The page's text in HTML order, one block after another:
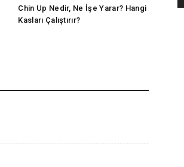
Chin Up Nedir, Ne İşe Yarar? Hangi
Kasları Çalıştırır?